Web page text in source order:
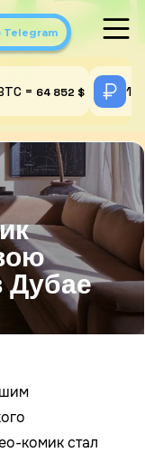
Telegram
= 64 852 $ 1
Дубае
комик стал